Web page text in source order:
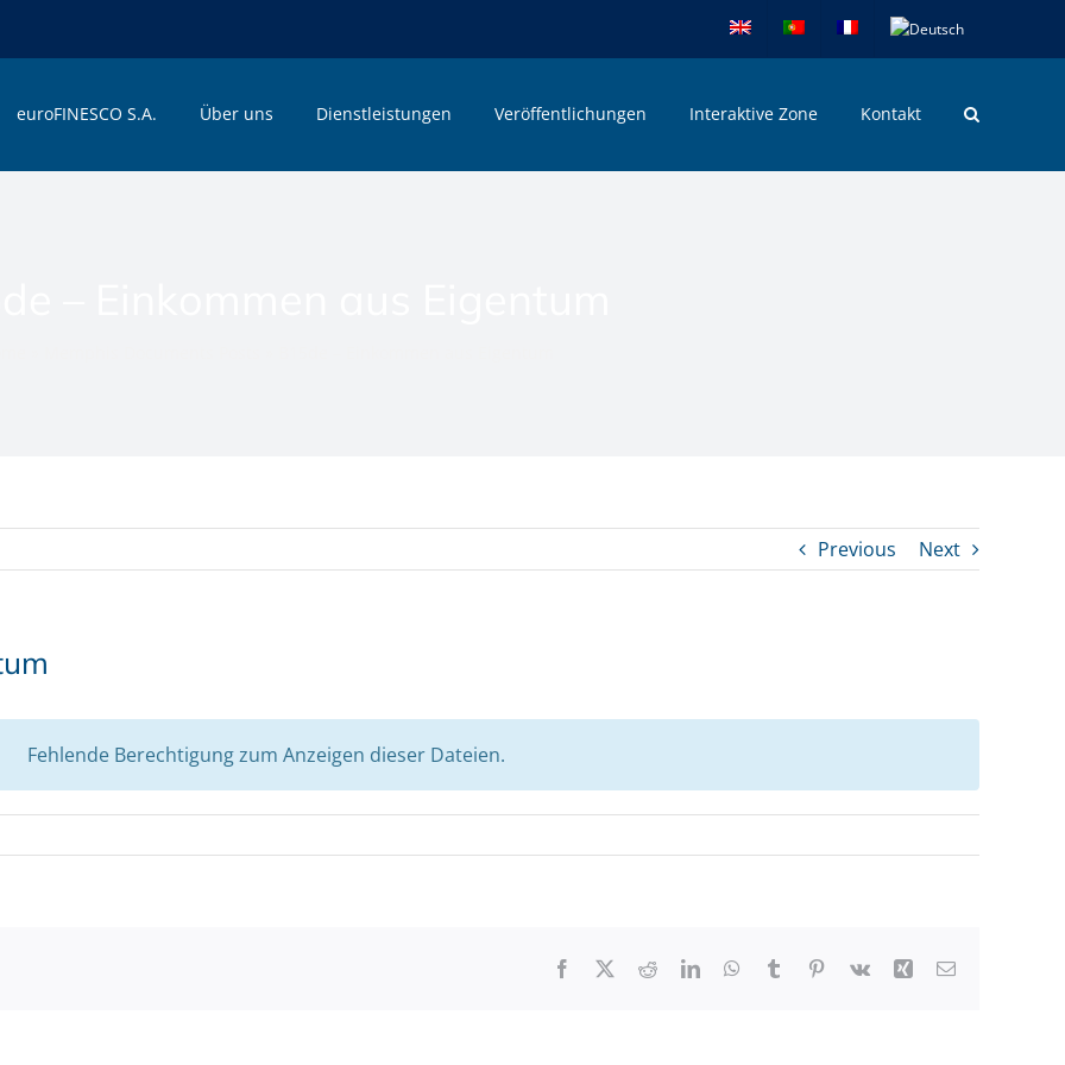
euroFINESCO S.A. Über uns Dienstleistungen Veröffentlichungen Interaktive Zone Kontakt
Previous Next
Fehlende Berechtigung zum Anzeigen dieser Dateien.
Facebook RedditLinkedInWhatsApp
Tumblr Pinterest
Vk Xing Email